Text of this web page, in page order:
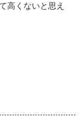
高くないと思え